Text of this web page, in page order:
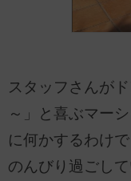
スタッフさんが
～」と喜ぶマー
に何かするわけ
のんびり過ごして